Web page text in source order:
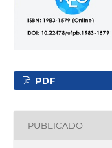
PDF
PUBLICADO